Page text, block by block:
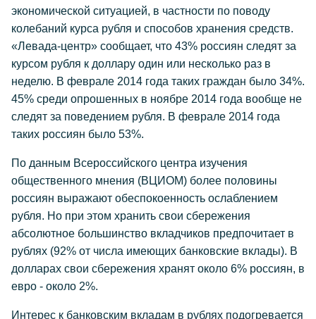
экономической ситуацией, в частности по поводу
колебаний курса рубля и способов хранения средств.
«Левада-центр» сообщает, что 43% россиян следят за
курсом рубля к доллару один или несколько раз в
неделю. В феврале 2014 года таких граждан было 34%.
45% среди опрошенных в ноябре 2014 года вообще не
следят за поведением рубля. В феврале 2014 года
таких россиян было 53%.
По данным Всероссийского центра изучения
общественного мнения (ВЦИОМ) более половины
россиян выражают обеспокоенность ослаблением
рубля. Но при этом хранить свои сбережения
абсолютное большинство вкладчиков предпочитает в
рублях (92% от числа имеющих банковские вклады). В
долларах свои сбережения хранят около 6% россиян, в
евро - около 2%.
Интерес к банковским вкладам в рублях подогревается